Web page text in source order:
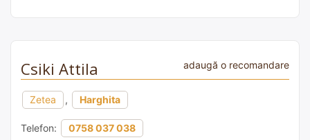
Csiki Attila adaugă o recomandare
Zetea , Harghita
Telefon: 0758 037 038